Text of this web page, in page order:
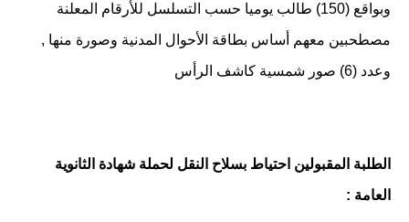
وبواقع (150) طالب يوميا حسب التسلسل للأرقام المعلنة
مصطحبين معهم أساس بطاقة الأحوال المدنية وصورة منها ,
وعدد (6) صور شمسية كاشف الرأس
الطلبة المقبولين احتياط بسلاح النقل لحملة شهادة الثانوية
العامة :